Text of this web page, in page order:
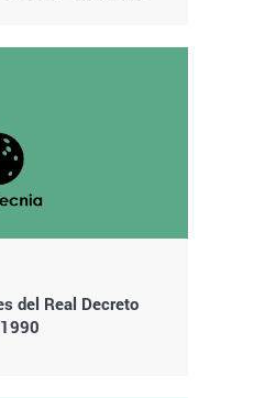
del Real Decreto